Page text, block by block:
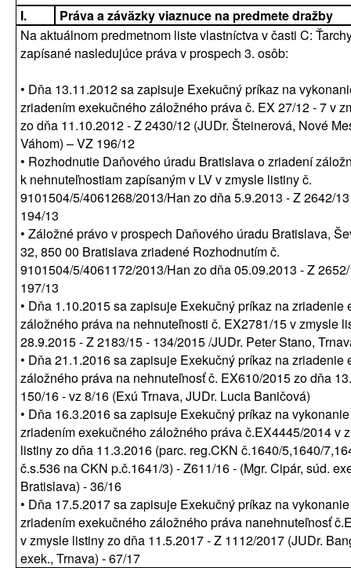
I.
Práva a záväzky viaznuce na predmete dražby
Na aktuálnom predmetnom liste vlastníctva v časti C:
zapísané nasledujúce práva v prospech 3. osôb:
• Dňa 13.11.2012 sa zapisuje Exekučný príkaz na
zriadením exekučného záložného práva č. EX 27/12 - 7 v
zo dňa 11.10.2012 - Z 2430/12 (JUDr. Šteinerová, Nové
Váhom) – VZ 196/12
• Rozhodnutie Daňového úradu Bratislava o zriadení
k nehnuteľnostiam zapísaným v LV v zmysle listiny č.
9101504/5/4061268/2013/Han zo dňa 5.9.2013 - Z 2642/
194/13
• Záložné právo v prospech Daňového úradu Bratislava,
32, 850 00 Bratislava zriadené Rozhodnutím č.
9101504/5/4061172/2013/Han zo dňa 05.09.2013 - Z
197/13
• Dňa 1.10.2015 sa zapisuje Exekučný príkaz na zriadenie
záložného práva na nehnuteľnosti č. EX2781/15 v zmysle
28.9.2015 - Z 2183/15 - 134/2015 /JUDr. Peter Stano,
• Dňa 21.1.2016 sa zapisuje Exekučný príkaz na zriadenie
záložného práva na nehnuteľnosť č. EX610/2015 zo dňa
150/16 - vz 8/16 (Exú Trnava, JUDr. Lucia Baničová)
• Dňa 16.3.2016 sa zapisuje Exekučný príkaz na
zriadením exekučného záložného práva č.EX4445/2014 v
listiny zo dňa 11.3.2016 (parc. reg.CKN č.1640/5,1640/
č.s.536 na CKN p.č.1641/3) - Z611/16 - (Mgr. Cipár, súd.
Bratislava) - 36/16
• Dňa 17.5.2017 sa zapisuje Exekučný príkaz na
zriadením exekučného záložného práva nanehnuteľnosť
v zmysle listiny zo dňa 11.5.2017 - Z 1112/2017 (JUDr.
exek., Trnava) - 67/17